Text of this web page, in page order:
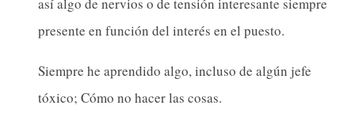
así algo de nervios o de tensión interesante siempre
presente en función del interés en el puesto.
Siempre he aprendido algo, incluso de algún jefe
tóxico; Cómo no hacer las cosas.